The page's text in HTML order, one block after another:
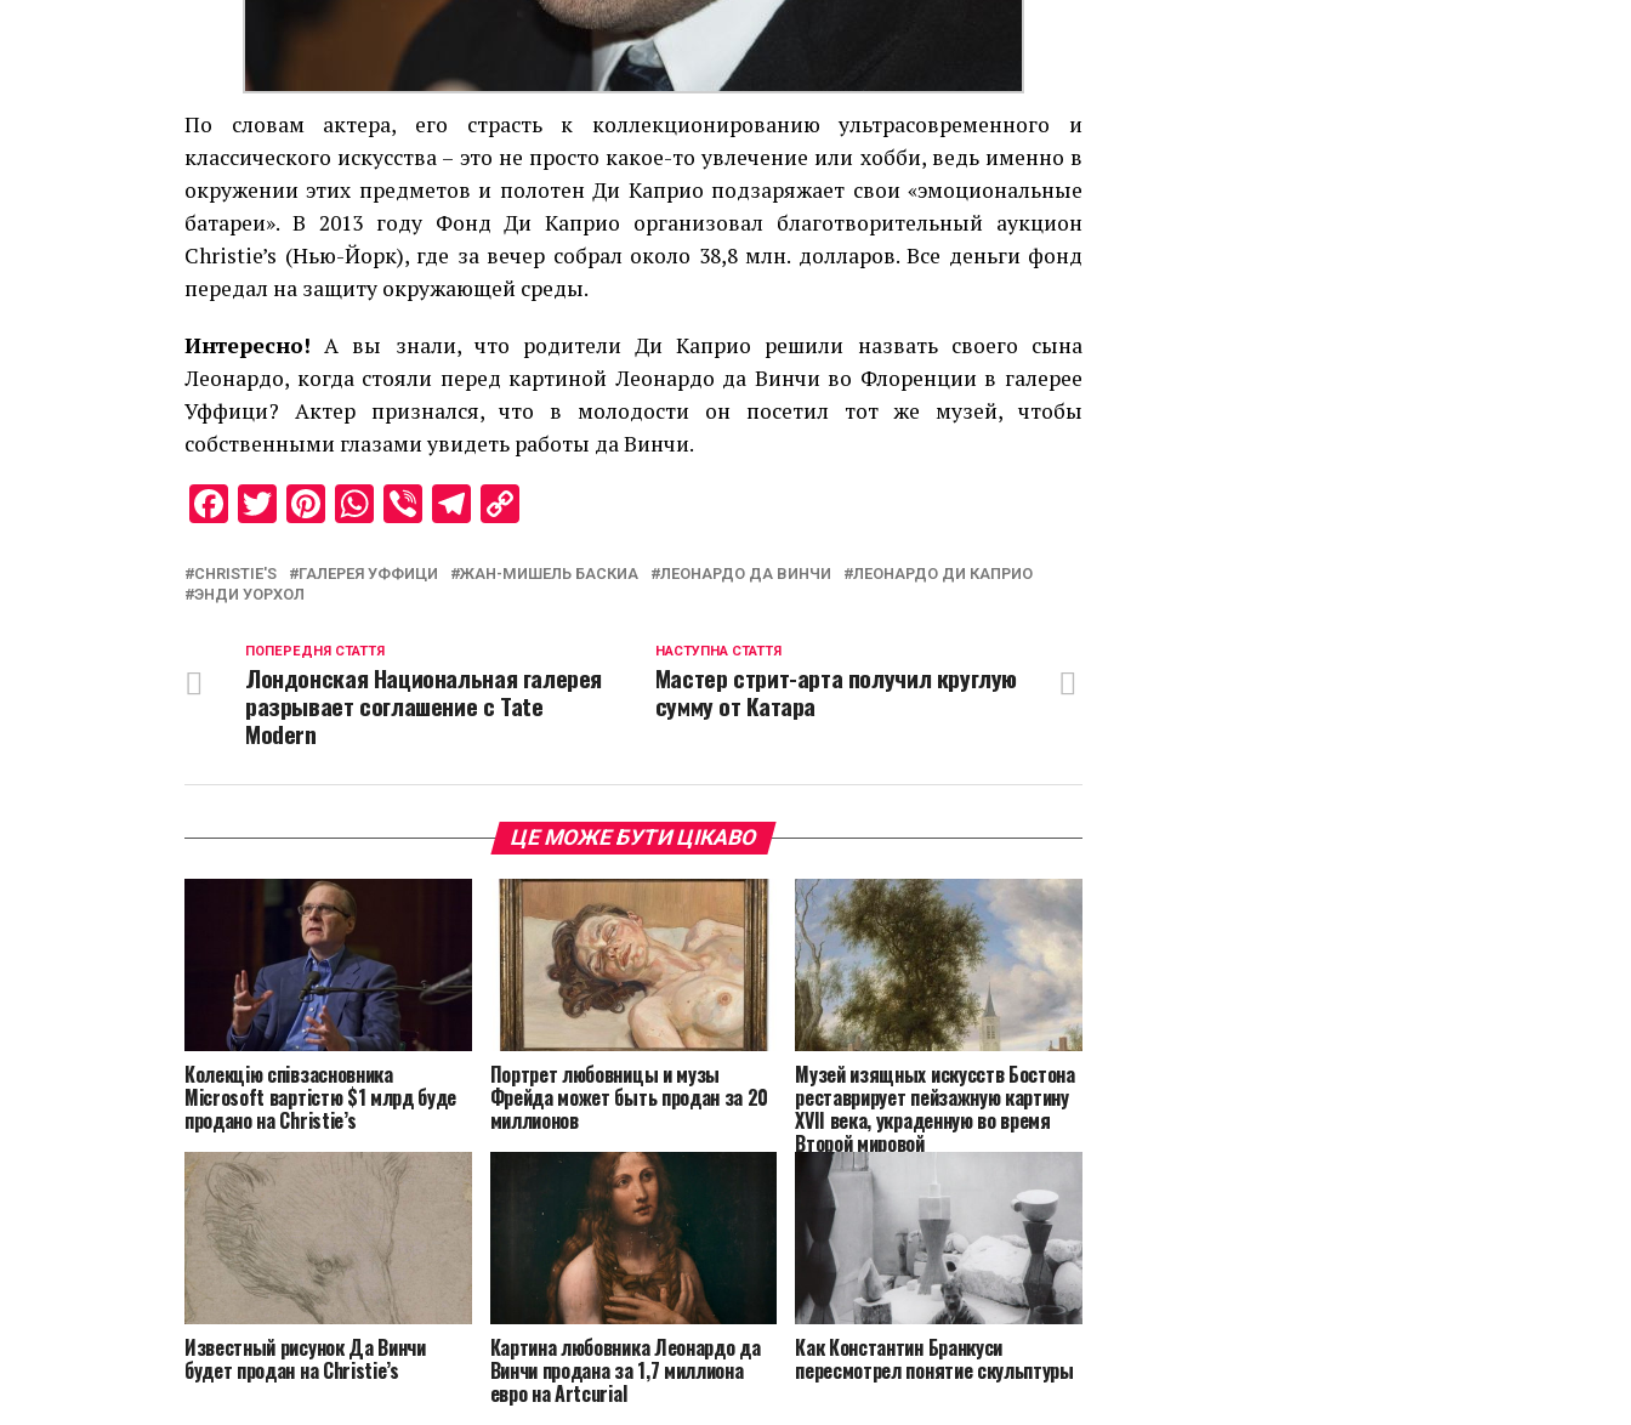
По словам актера, его страсть к коллекционированию ультрасовременного и
классического искусства – это не просто какое-то увлечение или хобби, ведь именно в
окружении этих предметов и полотен Ди Каприо подзаряжает свои «эмоциональные
батареи». В 2013 году Фонд Ди Каприо организовал благотворительный аукцион
Christie’s (Нью-Йорк), где за вечер собрал около 38,8 млн. долларов. Все деньги фонд
передал на защиту окружающей среды.
Интересно! А вы знали, что родители Ди Каприо решили назвать своего сына
Леонардо, когда стояли перед картиной Леонардо да Винчи во Флоренции в галерее
Уффици? Актер признался, что в молодости он посетил тот же музей, чтобы
собственными глазами увидеть работы да Винчи.
Facebook
Twitter
Pinterest
WhatsApp
ViberTelegram
CHRISTIE'S ГАЛЕРЕЯ УФФИЦИ ЖАН-МИШЕЛЬ БАСКИА ЛЕОНАРДО ДА ВИНЧИ
ЛЕОНАРДО ДИ КАПРИО
ЭНДИ УОРХОЛ
НАСТУПНА СТАТТЯ
Мастер стрит-арта получил круглую
сумму от Катара
ПОПЕРЕДНЯ СТАТТЯ
Лондонская Национальная галерея
разрывает соглашение с Tate
Modern
ЦЕ МОЖЕ БУТИ ЦІКАВО
Колекцію співзасновника
Microsoft вартістю $1 млрд буде
продано на Christie’s
Портрет любовницы и музы
Фрейда может быть продан за 20
миллионов
Музей изящных искусств Бостона
реставрирует пейзажную картину
XVII века, украденную во время
Второй мировой
Известный рисунок Да Винчи
будет продан на Christie’s
Картина любовника Леонардо да
Винчи продана за 1,7 миллиона
евро на Artcurial
Как Константин Бранкуси
пересмотрел понятие скульптуры